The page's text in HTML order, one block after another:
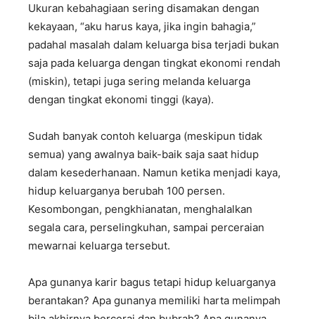
Ukuran kebahagiaan sering disamakan dengan
kekayaan, “aku harus kaya, jika ingin bahagia,”
padahal masalah dalam keluarga bisa terjadi bukan
saja pada keluarga dengan tingkat ekonomi rendah
(miskin), tetapi juga sering melanda keluarga
dengan tingkat ekonomi tinggi (kaya).
Sudah banyak contoh keluarga (meskipun tidak
semua) yang awalnya baik-baik saja saat hidup
dalam kesederhanaan. Namun ketika menjadi kaya,
hidup keluarganya berubah 100 persen.
Kesombongan, pengkhianatan, menghalalkan
segala cara, perselingkuhan, sampai perceraian
mewarnai keluarga tersebut.
Apa gunanya karir bagus tetapi hidup keluarganya
berantakan? Apa gunanya memiliki harta melimpah